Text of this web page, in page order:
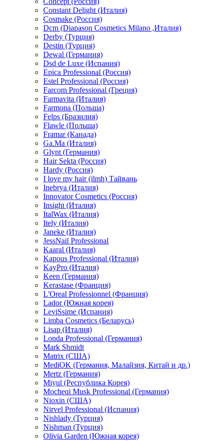
Constant Delight (Италия)
Cosmake (Россия)
Dcm (Diapason Cosmetics Milano ,Италия)
Derby (Турция)
Destin (Турция)
Dewal (Германия)
Dsd de Luxe (Испания)
Epica Professional (Россия)
Estel Professional (Россия)
Farcom Professional (Греция)
Farmavita (Италия)
Farmona (Польша)
Felps (Бразилия)
Flawle (Польша)
Framar (Канада)
Ga.Ma (Италия)
Glynt (Германия)
Hair Sekta (Россия)
Hardy (Россия)
I love my hair (ilmh) Тайвань
Inebrya (Италия)
Innovator Cosmetics (Россия)
Insight (Италия)
ItalWax (Италия)
Itely (Италия)
Janeke (Италия)
JessNail Professional
Kaaral (Италия)
Kapous Professional (Италия)
KayPro (Италия)
Keen (Германия)
Kerastase (Франция)
L'Oreal Professionnel (Франция)
Lador (Южная корея)
LeviSsime (Испания)
Limba Cosmetics (Беларусь)
Lisap (Италия)
Londa Professional (Германия)
Mark Shmidt
Matrix (США)
MediOK (Германия, Малайзия, Китай и др.)
Mertz (Германия)
Miyul (Республика Корея)
Mocheqi Musk Professional (Германия)
Nioxin (США)
Nirvel Professional (Испания)
Nishlady (Турция)
Nishman (Турция)
Olivia Garden (Южная корея)